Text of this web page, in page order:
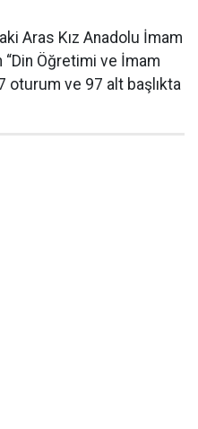
Aras Kız Anadolu İmam
Öğretimi ve İmam
7 oturum ve 97 alt başlıkta